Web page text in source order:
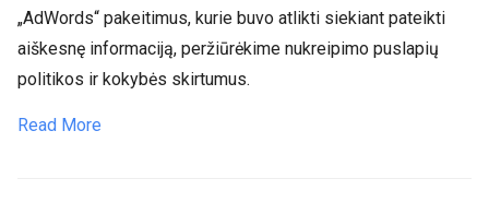
„AdWords“ pakeitimus, kurie buvo atlikti siekiant pateikti
aiškesnę informaciją, peržiūrėkime nukreipimo puslapių
politikos ir kokybės skirtumus.
Read More